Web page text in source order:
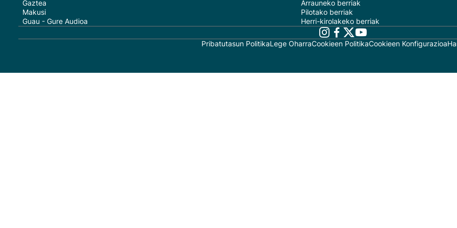
Gaztea
Makusi
Guau - Gure Audioa
Arrauneko berriak
Pilotako berriak
Herri-kirolakeko berriak
Pribatutasun PolitikaLege OharraCookieen PolitikaCookieen Konfigurazioa